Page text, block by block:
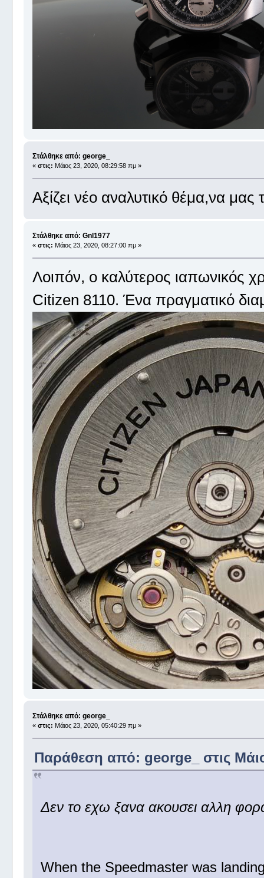
Στάλθηκε από: george_
« στις: Μάιος 23, 2020, 08:29:58 πμ »
Αξίζει νέο αναλυτικό θέμα,να μας
Στάλθηκε από: Gnl1977
« στις: Μάιος 23, 2020, 08:27:00 πμ »
Λοιπόν, ο καλύτερος ιαπωνικός
Citizen 8110. Ένα πραγματικό
Στάλθηκε από: george_
« στις: Μάιος 23, 2020, 05:40:29 πμ »
Παράθεση από: george_ στις
Δεν το εχω ξανα ακουσει αλλη
When the Speedmaster was